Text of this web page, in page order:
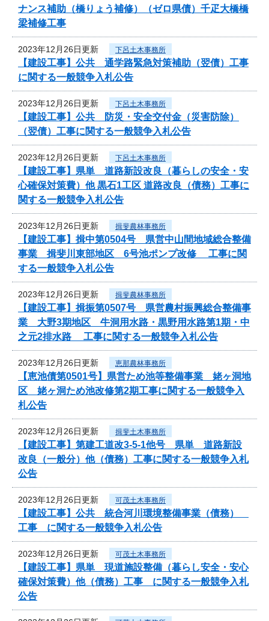
ナンス補助（橋りょう補修）（ゼロ県債）千疋大橋橋
梁補修工事
2023年12月26日更新 下呂土木事務所
【建設工事】公共 通学路緊急対策補助（翌債）工事
に関する一般競争入札公告
2023年12月26日更新 下呂土木事務所
【建設工事】公共 防災・安全交付金（災害防除）
（翌債）工事に関する一般競争入札公告
2023年12月26日更新 下呂土木事務所
【建設工事】県単 道路新設改良（暮らしの安全・安
心確保対策費）他 黒石1工区 道路改良（債務）工事に
関する一般競争入札公告
2023年12月26日更新 揖斐農林事務所
【建設工事】揖中第0504号 県営中山間地域総合整備
事業 揖斐川東部地区 6号池ポンプ改修 工事に関
する一般競争入札公告
2023年12月26日更新 揖斐農林事務所
【建設工事】揖振第0507号 県営農村振興総合整備事
業 大野3期地区 牛洞用水路・黒野用水路第1期・中
之元2排水路 工事に関する一般競争入札公告
2023年12月26日更新 恵那農林事務所
【恵池債第0501号】県営ため池等整備事業 姥ヶ洞地
区 姥ヶ洞ため池改修第2期工事に関する一般競争入
札公告
2023年12月26日更新 揖斐土木事務所
【建設工事】第建工道改3-5-1他号 県単 道路新設
改良（一般分）他（債務）工事に関する一般競争入札
公告
2023年12月26日更新 可茂土木事務所
【建設工事】公共 統合河川環境整備事業（債務）
工事 に関する一般競争入札公告
2023年12月26日更新 可茂土木事務所
【建設工事】県単 現道施設整備（暮らし安全・安心
確保対策費）他（債務）工事 に関する一般競争入札
公告